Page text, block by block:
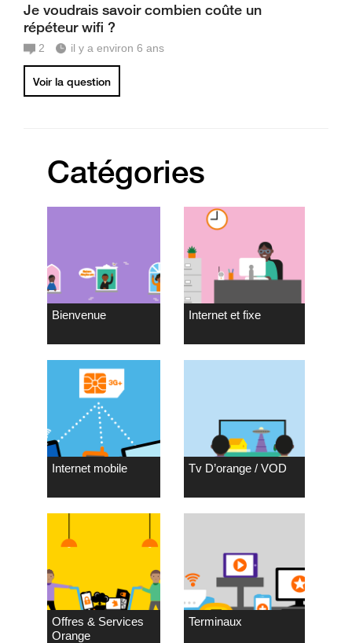
Je voudrais savoir combien coûte un
répéteur wifi ?
2 il y a environ 6 ans
Voir la question
Catégories
Bienvenue Internet et fixe
Internet mobile Tv D’orange / VOD
Offres & Services
Orange
Terminaux